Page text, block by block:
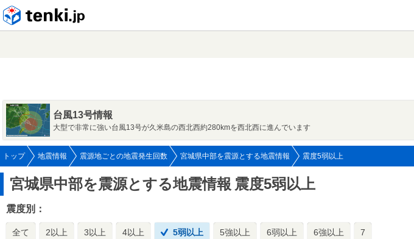
台風13号情報
大型で非常に強い台風13号が久米島の西北西約280kmを西北西に進んでいます
トップ 地震情報 震源地ごとの地震発生回数 宮城県中部を震源とする地震情報 震度5弱以上
宮城県中部を震源とする地震情報 震度5弱以上
震度別：
全て 2以上 3以上 4以上 5弱以上 5強以上 6弱以上 6強以上 7